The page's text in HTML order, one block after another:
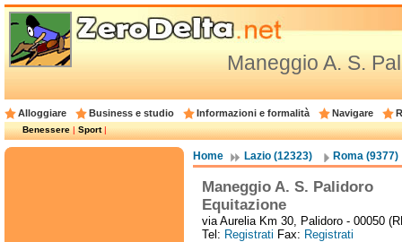
Maneggio A. S.
Alloggiare Business e studio Informazioni e formalità Navigare
Benessere|Sport|
Home Lazio (12323) Roma (9377)
Maneggio A. S. Palidoro
Equitazione
via Aurelia Km 30, Palidoro - 00050
Tel: Registrati Fax: Registrati